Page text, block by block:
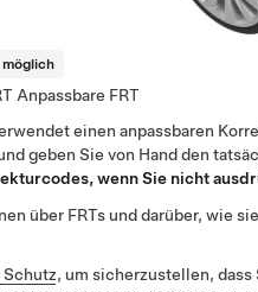
Anpassbare FRT
einen anpassbaren
geben Sie von Hand den
wenn Sie nicht
über FRTs und darüber, wie
, um sicherzustellen,